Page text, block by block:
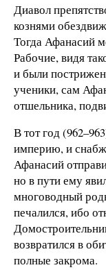
Диавол
кознями
Тогда Афанасий
Рабочие, видя
и были
ученики, сам
отшельника,
В тот год
империю, и
Афанасий
но в пути ему
многоводный
печалился, ибо
возвратился в
полные закрома.